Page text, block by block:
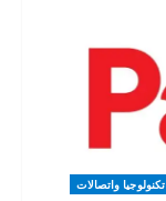
تكنولوجيا واتصالات